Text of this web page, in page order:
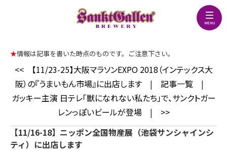
★情報は記事を書いた時点のものです。ご注意下さい。
<<
【11/23-25】大阪マラソンEXPO 2018（インテックス大
阪）の『うまいもん市場』に出店します | 記事一覧 |
ガッキー主演 日テレ「獣になれない私たち」で、サンクトガー
レンっぽいビールが登場 | >>
【11/16-18】ニッポン全国物産展（池袋サンシャインシ
ティ）に出店します